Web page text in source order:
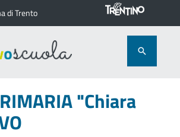
di Trento
"Chiara